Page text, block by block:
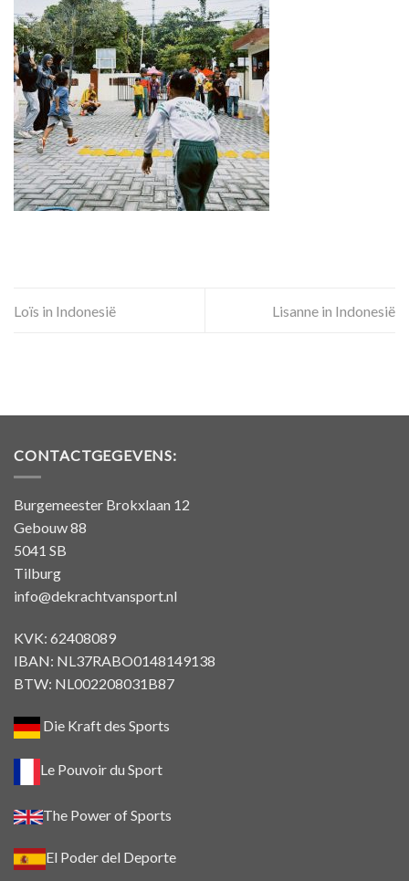
Loïs in Indonesië Lisanne in Indonesië
CONTACTGEGEVENS:
Burgemeester Brokxlaan 12
Gebouw 88
5041 SB
Tilburg
info@dekrachtvansport.nl
KVK: 62408089
IBAN: NL37RABO0148149138
BTW: NL002208031B87
Die Kraft des Sports
Le Pouvoir du Sport
The Power of Sports
El Poder del Deporte